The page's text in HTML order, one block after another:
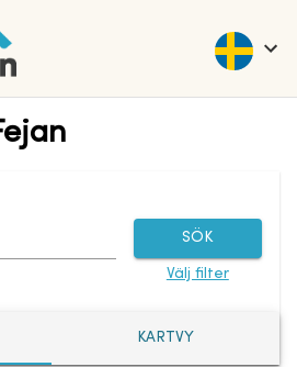
SÖK
Välj filter
KARTVY